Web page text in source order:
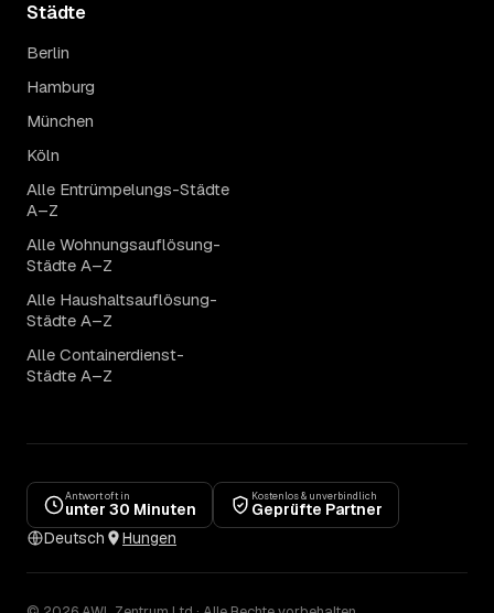
Städte
Berlin
Hamburg
München
Köln
Alle Entrümpelungs-Städte
A–Z
Alle Wohnungsauflösung-
Städte A–Z
Alle Haushaltsauflösung-
Städte A–Z
Alle Containerdienst-
Städte A–Z
Antwort oft in
unter 30 Minuten
Kostenlos & unverbindlich
Geprüfte Partner
Deutsch
Hungen